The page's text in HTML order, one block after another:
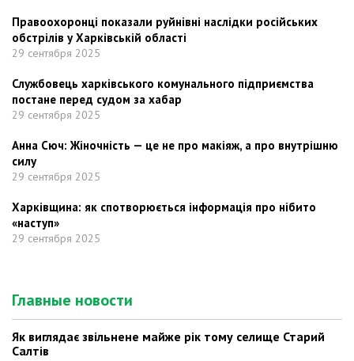
Правоохоронці показали руйнівні наслідки російських
обстрілів у Харківській області
29 сентября 2025
Службовець харківського комунального підприємства
постане перед судом за хабар
29 сентября 2025
Анна Сюч: Жіночність — це не про макіяж, а про внутрішню
силу
29 сентября 2025
Харківщина: як спотворюється інформація про нібито
«наступ»
29 сентября 2025
Главные новости
Як виглядає звільнене майже рік тому селище Старий
Салтів